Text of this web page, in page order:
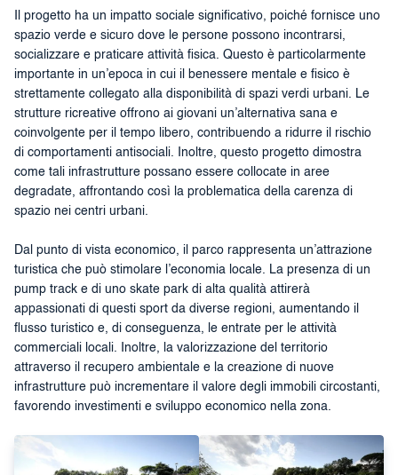
Il progetto ha un impatto sociale significativo, poiché fornisce uno
spazio verde e sicuro dove le persone possono incontrarsi,
socializzare e praticare attività fisica. Questo è particolarmente
importante in un’epoca in cui il benessere mentale e fisico è
strettamente collegato alla disponibilità di spazi verdi urbani. Le
strutture ricreative offrono ai giovani un’alternativa sana e
coinvolgente per il tempo libero, contribuendo a ridurre il rischio
di comportamenti antisociali. Inoltre, questo progetto dimostra
come tali infrastrutture possano essere collocate in aree
degradate, affrontando così la problematica della carenza di
spazio nei centri urbani.
Dal punto di vista economico, il parco rappresenta un’attrazione
turistica che può stimolare l’economia locale. La presenza di un
pump track e di uno skate park di alta qualità attirerà
appassionati di questi sport da diverse regioni, aumentando il
flusso turistico e, di conseguenza, le entrate per le attività
commerciali locali. Inoltre, la valorizzazione del territorio
attraverso il recupero ambientale e la creazione di nuove
infrastrutture può incrementare il valore degli immobili circostanti,
favorendo investimenti e sviluppo economico nella zona.